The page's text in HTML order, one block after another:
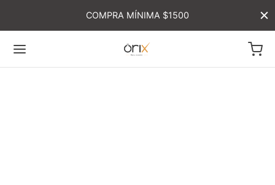
COMPRA MÍNIMA $1500